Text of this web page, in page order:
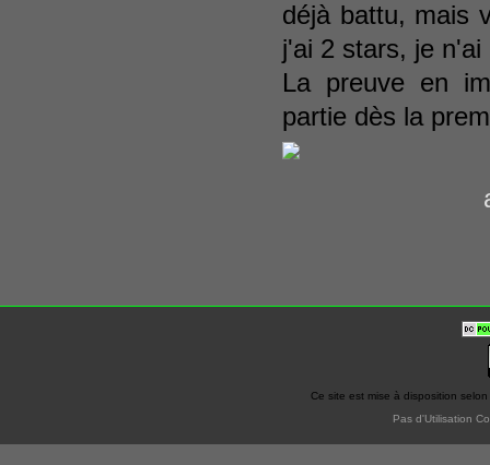
déjà battu, mais
j'ai 2 stars, je
La preuve en
partie dès la
Ce site est mise à disposition
Pas d'Utilisation